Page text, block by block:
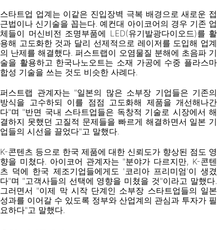
스타트업 업계는 이같은 진입장벽 극복 배경으로 새로운 접
근법이나 신기술을 꼽는다. 예컨대 아이코어의 경우 기존 업
체들이 머신비전 조명부품에 LED(유기발광다이오드)를 활
용해 고도화한 것과 달리 선제적으로 레이저를 도입해 업계
의 난제를 해결했다. 퍼스트랩이 오염물질 분해에 초음파 기
술을 활용하고 한국나노오트는 소재 가공에 수중 플라스마
합성 기술을 쓰는 것도 비슷한 사례다.
퍼스트랩 관계자는 "일본의 많은 소부장 기업들은 기존의
방식을 고수하되 이를 점점 고도화해 제품을 개선해나간
다"며 "반면 국내 스타트업들은 독창적 기술로 시장에서 해
결하지 못했던 고질적 문제들을 빠르게 해결하면서 일본 기
업들의 시선을 끌었다"고 말했다.
K-콘텐츠 등으로 한국 제품에 대한 신뢰도가 향상된 점도 영
향을 미쳤다. 아이코어 관계자는 "분야가 다르지만, K-콘텐
츠 덕에 한국 제조기업들에게도 '코리아 프리미엄'이 생겼
다"며 "고객사들의 선택에 영향을 미쳤을 것"이라고 말했다.
그러면서 "이제 막 시작 단계인 소부장 스타트업들의 일본
성과를 이어갈 수 있도록 정부와 산업계의 관심과 투자가 필
요하다"고 말했다.